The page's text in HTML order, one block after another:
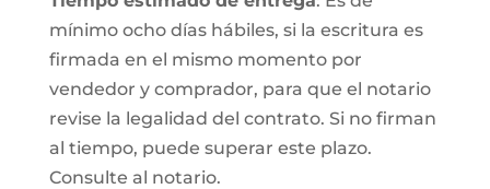
mínimo ocho días hábiles, si la escritura es
firmada en el mismo momento por
vendedor y comprador, para que el notario
revise la legalidad del contrato. Si no firman
al tiempo, puede superar este plazo.
Consulte al notario.